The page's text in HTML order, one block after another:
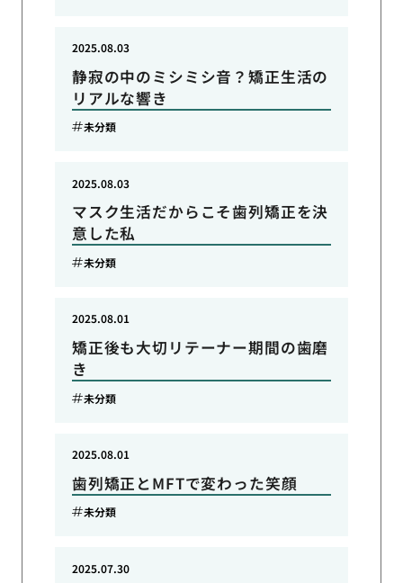
静寂の中のミシミシ音？矯正生活の
リアルな響き
2025.08.03
未分類
マスク生活だからこそ歯列矯正を決
意した私
2025.08.03
未分類
矯正後も大切リテーナー期間の歯磨
き
2025.08.01
未分類
歯列矯正とMFTで変わった笑顔
2025.08.01
未分類
2025.07.30